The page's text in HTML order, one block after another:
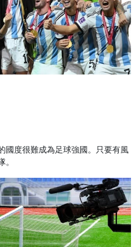
國度很難成為足球強國。只要有風